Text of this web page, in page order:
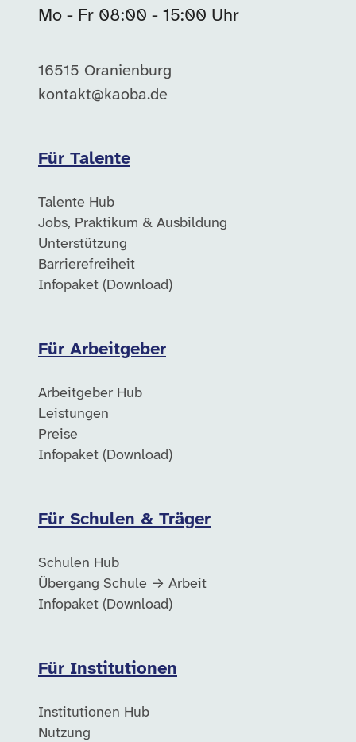
Mo - Fr 08:00 - 15:00 Uhr
16515 Oranienburg
kontakt@kaoba.de
Für Talente
Talente Hub
Jobs, Praktikum & Ausbildung
Unterstützung
Barrierefreiheit
Infopaket (Download)
Für Arbeitgeber
Arbeitgeber Hub
Leistungen
Preise
Infopaket (Download)
Für Schulen & Träger
Schulen Hub
Übergang Schule → Arbeit
Infopaket (Download)
Für Institutionen
Institutionen Hub
Nutzung